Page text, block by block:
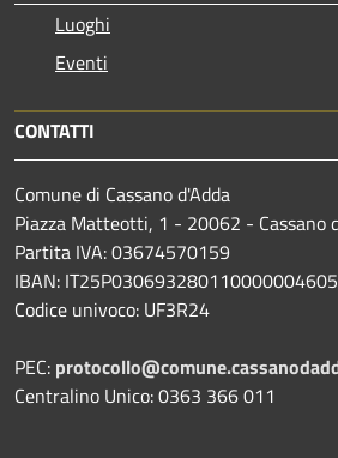
Luoghi
Eventi
CONTATTI
Comune di Cassano d'Adda
Piazza Matteotti, 1 - 20062 - Cassano
Partita IVA: 03674570159
IBAN:
Codice univoco: UF3R24
PEC:
Centralino Unico: 0363 366 011